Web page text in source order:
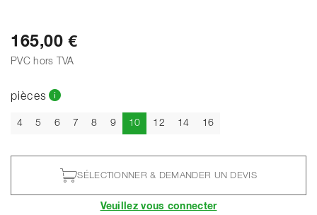
165,00 €
PVC hors TVA
pièces
4 5 6 7 8 9 10Actuel
12 14 16
SÉLECTIONNER & DEMANDER UN DEVIS
Veuillez vous connecter